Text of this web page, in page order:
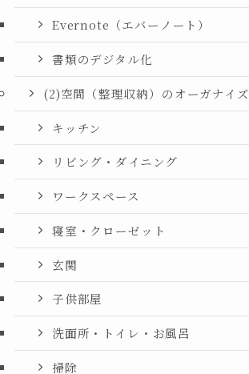
Evernote（エバーノート）
書類のデジタル化
(2)空間（整理収納）のオーガナイズ
キッチン
リビング・ダイニング
ワークスペース
寝室・クローゼット
玄関
子供部屋
洗面所・トイレ・お風呂
掃除